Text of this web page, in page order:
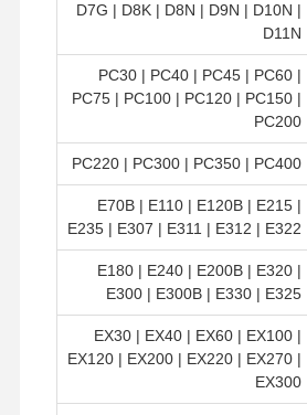
D7G | D8K | D8N | D9N | D10N |
D11N
PC30 | PC40 | PC45 | PC60 |
PC75 | PC100 | PC120 | PC150 |
PC200
PC220 | PC300 | PC350 | PC400
E70B | E110 | E120B | E215 |
E235 | E307 | E311 | E312 | E322
E180 | E240 | E200B | E320 |
E300 | E300B | E330 | E325
EX30 | EX40 | EX60 | EX100 |
EX120 | EX200 | EX220 | EX270 |
EX300